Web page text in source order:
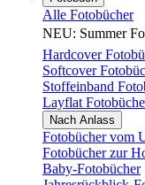
Alle Fotobücher
NEU: Summer
Hardcover
Softcover
Stoffeinband
Layflat
Nach Anlass
Fotobücher vom
Fotobücher zur
Baby-Fotobücher